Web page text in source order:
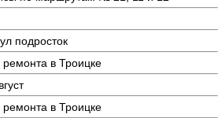
подросток
ремонта в Троицке
ремонта в Троицке